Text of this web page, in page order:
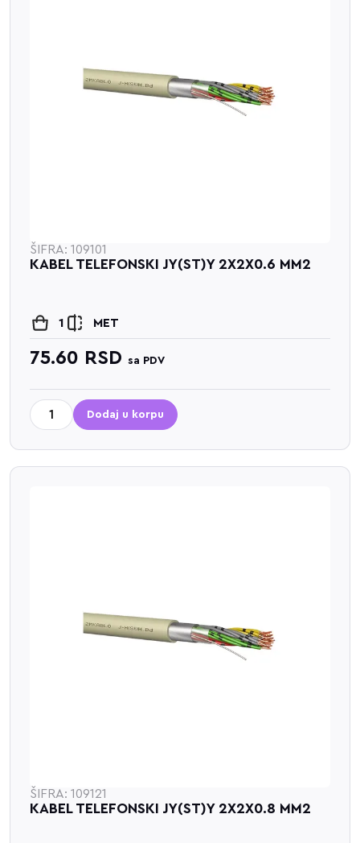
ŠIFRA: 109101
KABEL TELEFONSKI JY(ST)Y 2X2X0.6 MM2
1 MET
75.60 RSD sa PDV
Dodaj u korpu
ŠIFRA: 109121
KABEL TELEFONSKI JY(ST)Y 2X2X0.8 MM2